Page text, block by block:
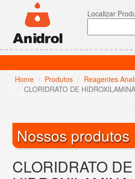
Localizar
Home Produtos
Reagentes
CLORIDRATO DE
Nossos produtos
CLORIDRATO DE